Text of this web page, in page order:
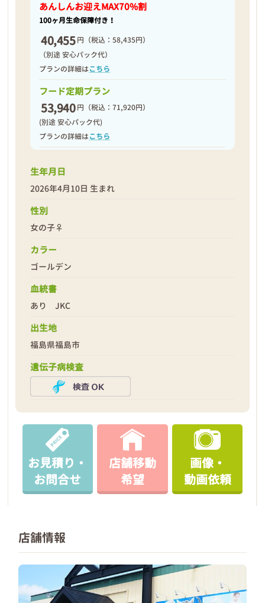
あんしんお迎えMAX70%割
100ヶ月生命保障付き！
40,455 円 （税込：58,435円）
（別途 安心パック代）
プランの詳細はこちら
フード定期プラン
53,940 円 （税込：71,920円）
(別途 安心パック代)
プランの詳細はこちら
生年月日
2026年4月10日 生まれ
性別
女の子♀
カラー
ゴールデン
血統書
あり JKC
出生地
福島県福島市
遺伝子病検査
お見積り・
お問合せ
店舗移動
希望
画像・
動画依頼
店舗情報